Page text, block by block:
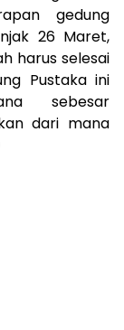
gedung
26 Maret,
harus selesai
Pustaka ini
sebesar
dari mana